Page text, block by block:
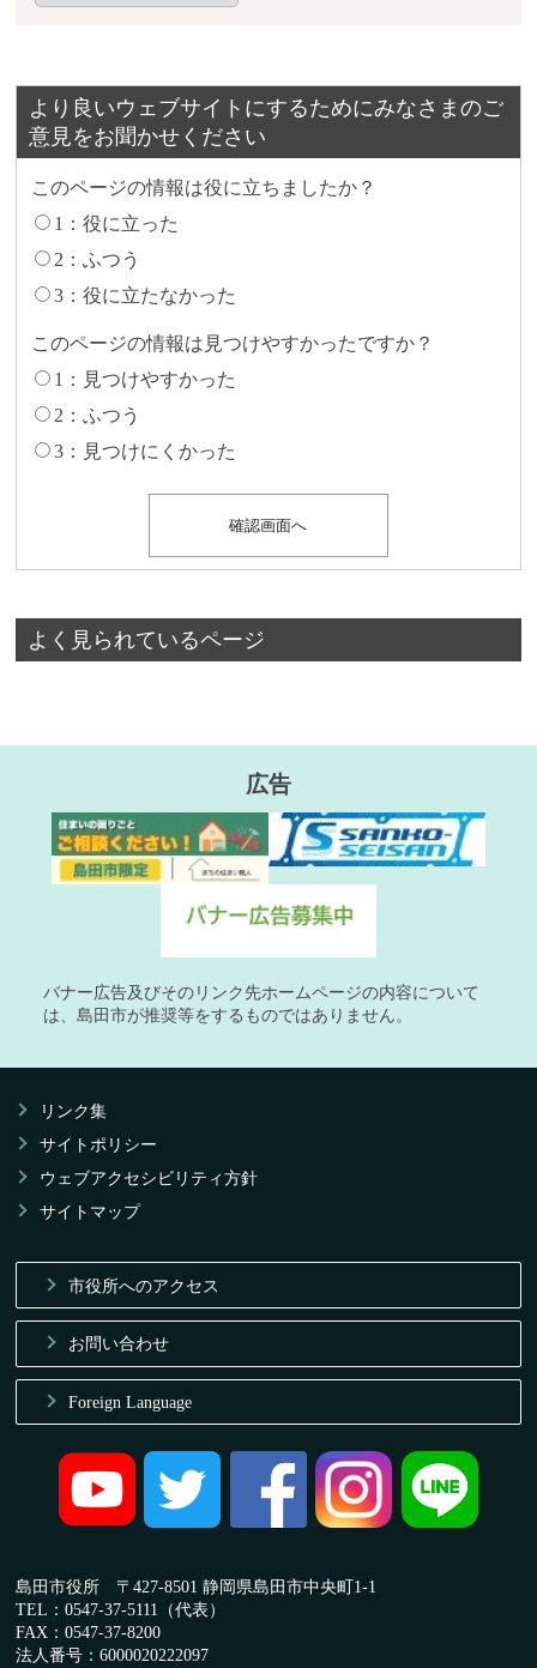
より良いウェブサイトにするためにみなさまのご
意見をお聞かせください
このページの情報は役に立ちましたか？
1：役に立った
2：ふつう
3：役に立たなかった
このページの情報は見つけやすかったですか？
1：見つけやすかった
2：ふつう
3：見つけにくかった
よく見られているページ
広告
バナー広告及びそのリンク先ホームページの内容について
は、島田市が推奨等をするものではありません。
リンク集
サイトポリシー
ウェブアクセシビリティ方針
サイトマップ
市役所へのアクセス
お問い合わせ
Foreign Language
島田市役所 〒427-8501 静岡県島田市中央町1-1
TEL：0547-37-5111（代表）
FAX：0547-37-8200
法人番号：6000020222097